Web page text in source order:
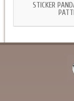
STICKER